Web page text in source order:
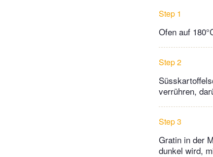
Step 1
Ofen auf
Step 2
verrühren,
Step 3
Gratin in der
dunkel wird,